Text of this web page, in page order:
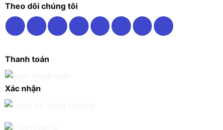
Theo dõi chúng tôi
Thanh toán
Xác nhận